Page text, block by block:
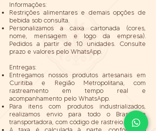
Informações:
Restrições alimentares e demais opções de
bebida sob consulta.
Personalizamos a caixa cartonada (cores,
nome, mensagem e logo da empresa).
Pedidos a partir de 10 unidades. Consulte
prazo e valores pelo WhatsApp.
Entregas:
Entregamos nossos produtos artesanais em
Curitiba e Região Metropolitana, com
rastreamento em tempo real e
acompanhamento pelo WhatsApp.
Para itens com produtos industrializados,
realizamos envio para todo o Brasil via
transportadora, com código de rastreio.